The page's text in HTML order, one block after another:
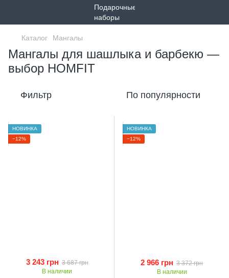
Каталог Мангалы
Мангалы для шашлыка и барбекю —
выбор HOMFIT
Фильтр По популярности
НОВИНКА
−12%
3 243 грн 3 687 грн
В наличии
НОВИНКА
−12%
2 966 грн 3 372 грн
В наличии